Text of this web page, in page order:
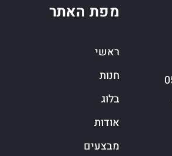
מפת האתר
ראשי
חנות
בלוג
אודות
מבצעים